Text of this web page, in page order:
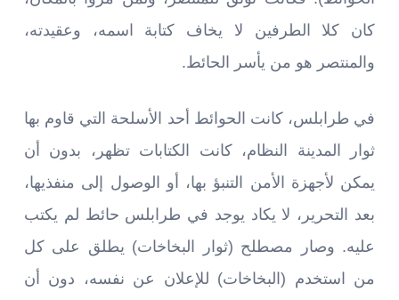
كان كلا الطرفين لا يخاف كتابة اسمه، وعقيدته،
والمنتصر هو من يأسر الحائط.
في طرابلس، كانت الحوائط أحد الأسلحة التي قاوم بها
ثوار المدينة النظام، كانت الكتابات تظهر، بدون أن
يمكن لأجهزة الأمن التنبؤ بها، أو الوصول إلى منفذيها،
بعد التحرير، لا يكاد يوجد في طرابلس حائط لم يكتب
عليه. وصار مصطلح (ثوار البخاخات) يطلق على كل
من استخدم (البخاخات) للإعلان عن نفسه، دون أن